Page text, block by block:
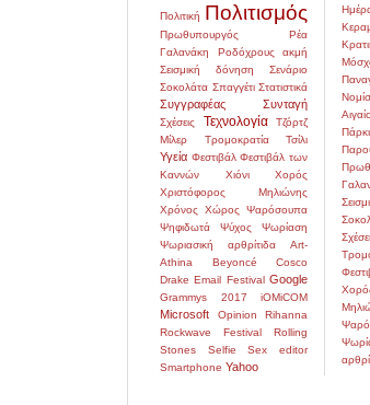
Πολιτική Πολιτισμός
Πρωθυπουργός
Ρέα
Γαλανάκη
Ροδόχρους ακμή
Σεισμική δόνηση
Σενάριο
Σοκολάτα Σπαγγέτι Στατιστικά
Συγγραφέας Συνταγή
Σχέσεις Τεχνολογία
Τζόρτζ
Μίλερ
Τρομοκρατία Τσίλι
Υγεία Φεστιβάλ Φεστιβάλ των
Καννών
Χιόνι
Χορός
Χριστόφορος Μηλιώνης
Χρόνος Χώρος Ψαρόσουπα
Ψηφιδωτά
Ψύχος
Ψωρίαση
Ψωριασική αρθρίτιδα
Art-
Athina
Beyoncé
Cosco
Drake Email Festival Google
Grammys 2017 iOMiCOM
Microsoft Opinion
Rihanna
Rockwave Festival
Rolling
Stones
Selfie
Sex editor
Smartphone Yahoo
Αιγαίο